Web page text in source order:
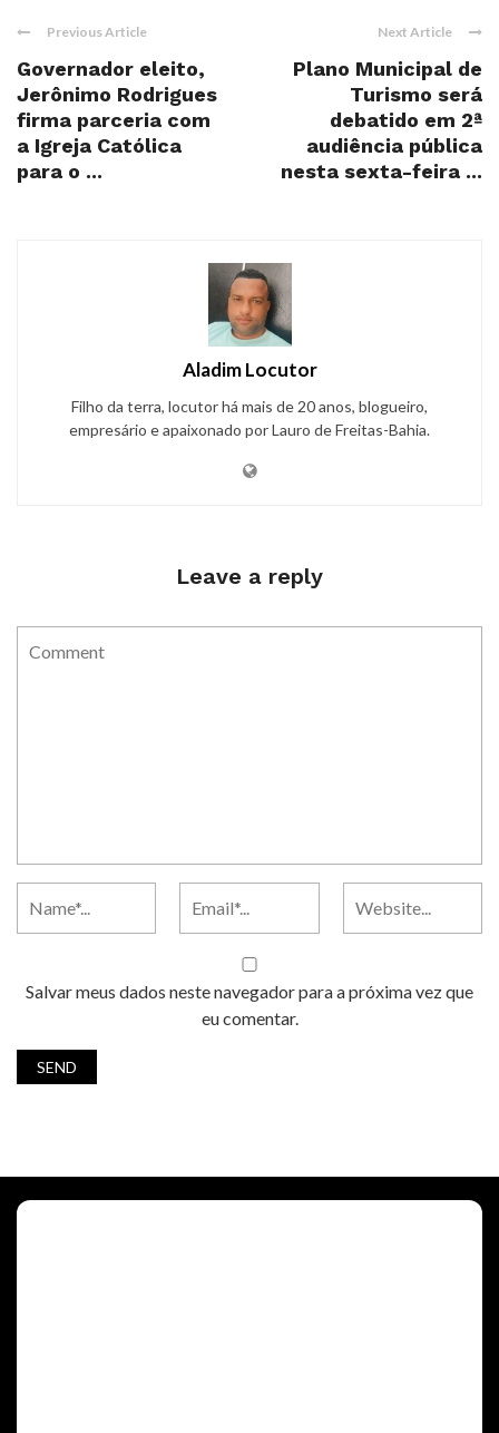
Previous Article
Governador eleito,
Jerônimo Rodrigues
firma parceria com
a Igreja Católica
para o ...
Next Article
Plano Municipal de
Turismo será
debatido em 2ª
audiência pública
nesta sexta-feira ...
Aladim Locutor
Filho da terra, locutor há mais de 20 anos, blogueiro,
empresário e apaixonado por Lauro de Freitas-Bahia.
Leave a reply
Salvar meus dados neste navegador para a próxima vez que
eu comentar.